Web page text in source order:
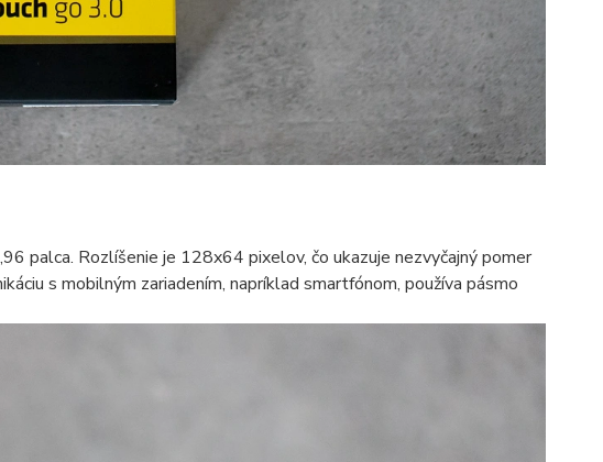
palca. Rozlíšenie je 128x64 pixelov, čo ukazuje nezvyčajný pomer
s mobilným zariadením, napríklad smartfónom, používa pásmo